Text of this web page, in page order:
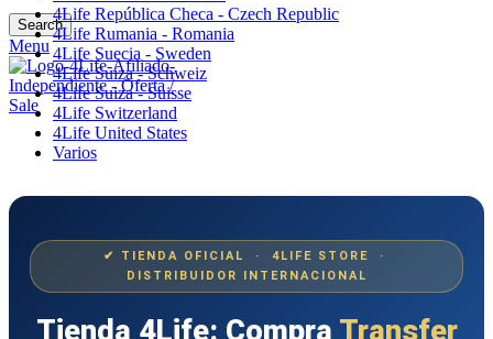
Search
Menu
4Life República Checa - Czech Republic
4Life Rumania - Romania
4Life Suecia - Sweden
4Life Suiza - Schweiz
4Life Suiza - Suisse
4Life Switzerland
4Life United States
Varios
✔ TIENDA OFICIAL · 4LIFE STORE ·
DISTRIBUIDOR INTERNACIONAL
Tienda 4Life: Compra Transfer